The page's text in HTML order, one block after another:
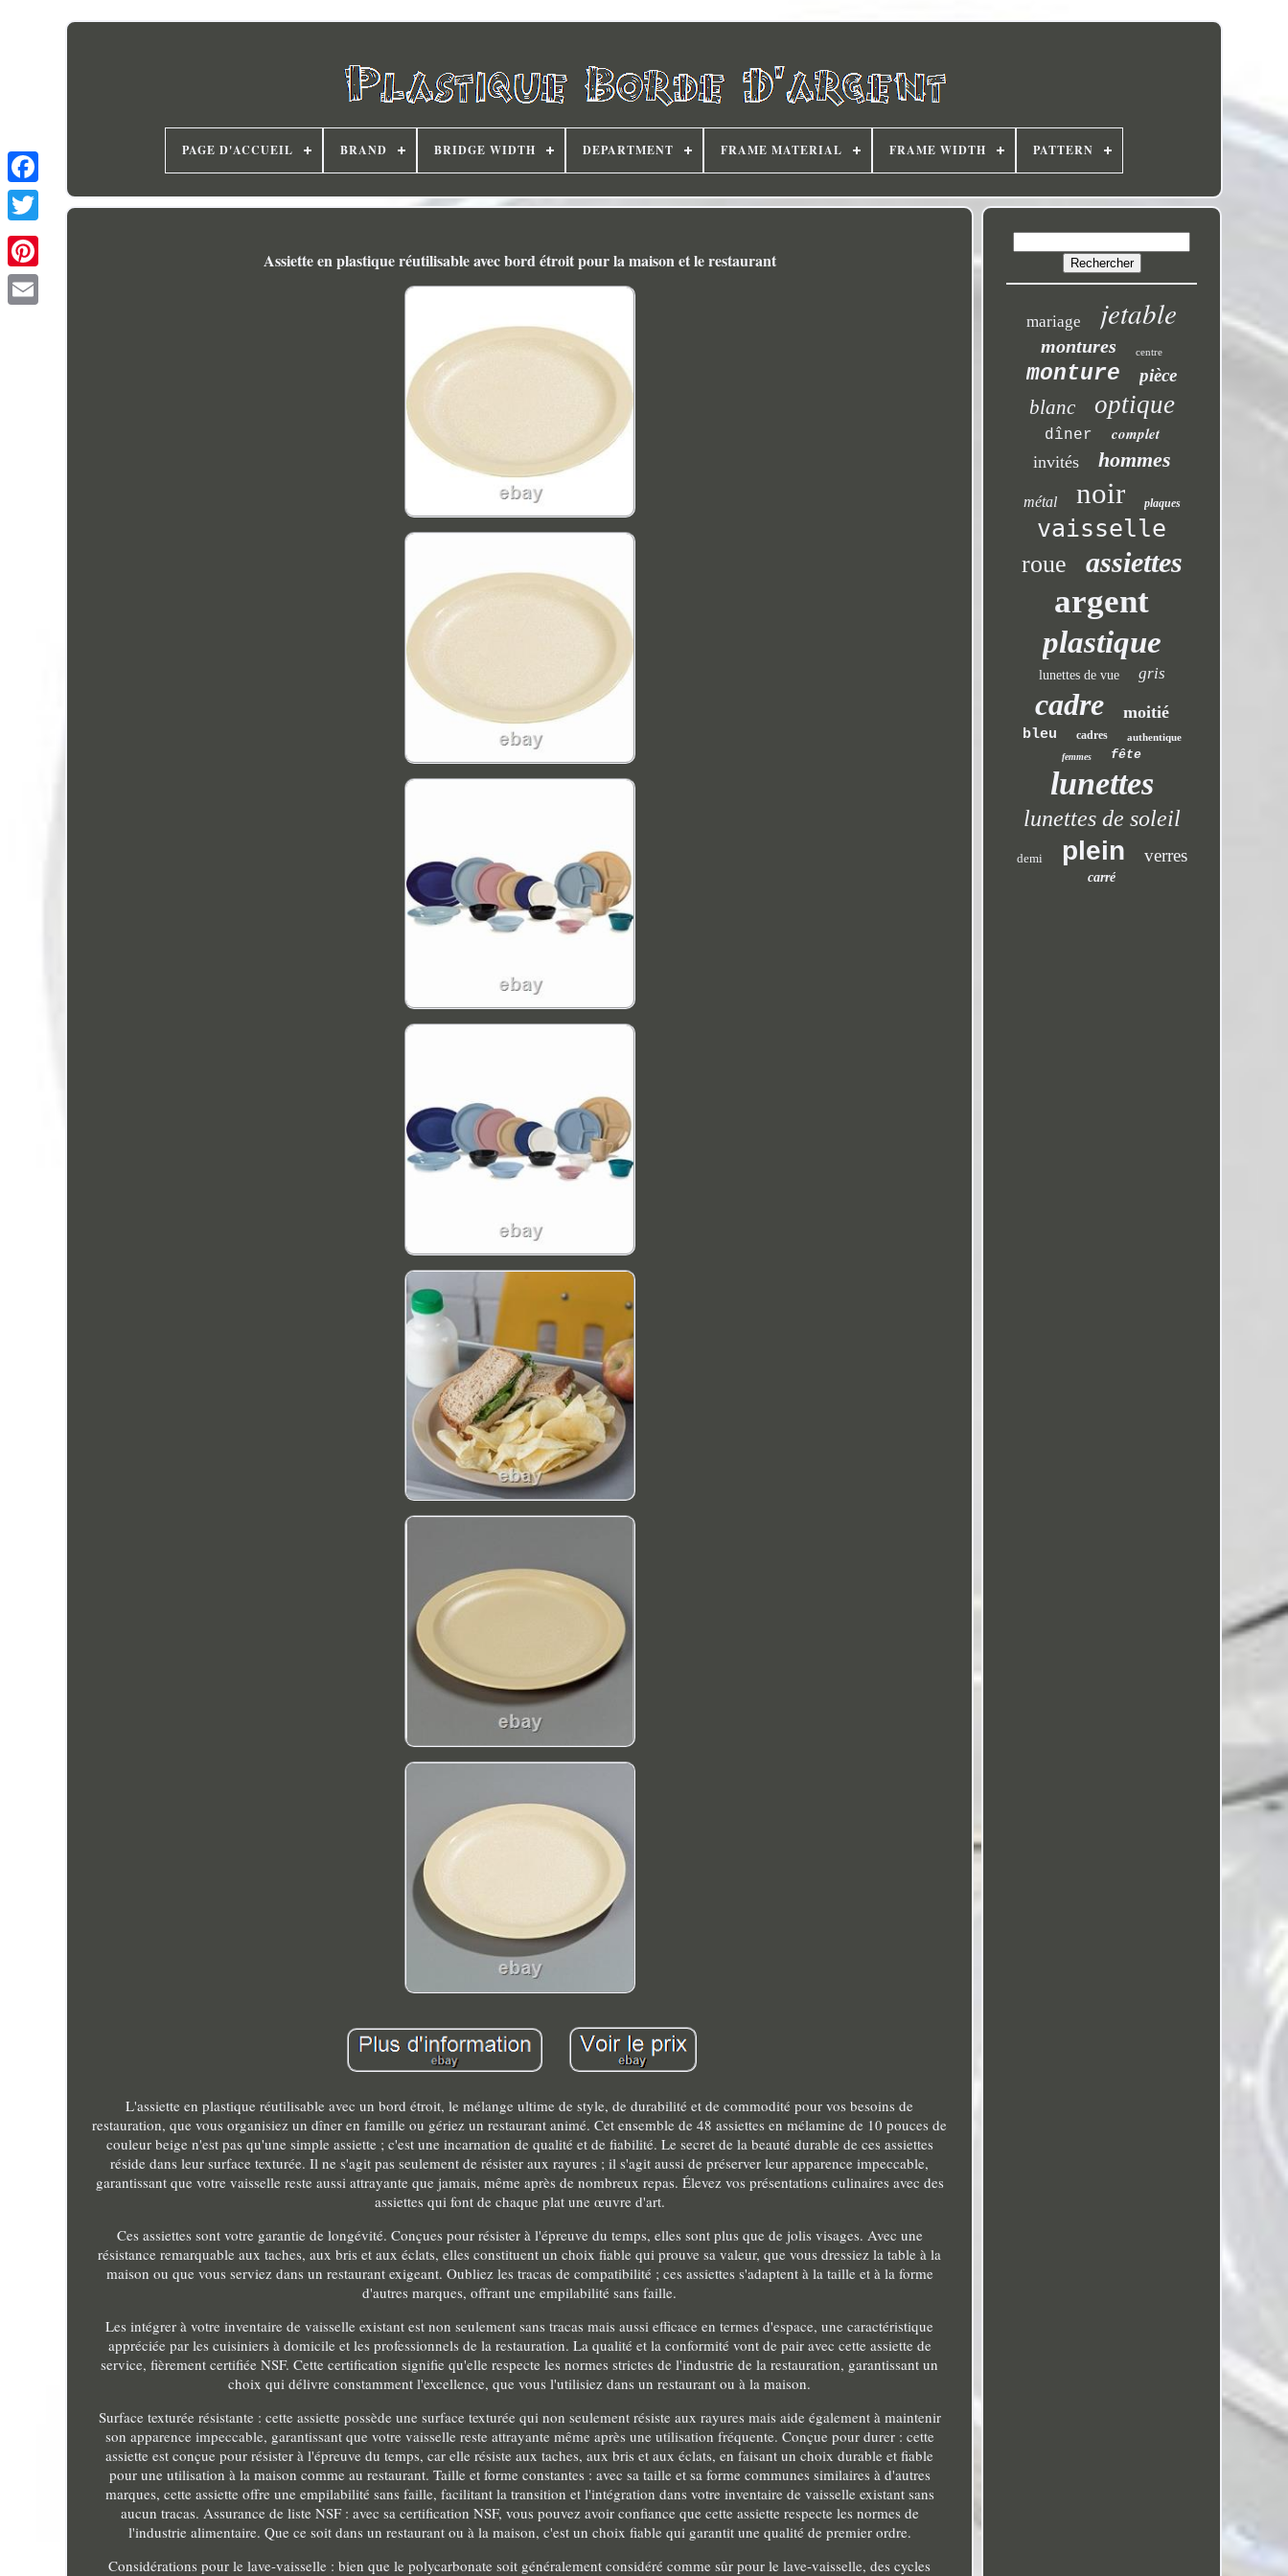
PAGE D'ACCUEIL BRAND BRIDGE WIDTH DEPARTMENT FRAME MATERIAL FRAME WIDTH PATTERN
Assiette en plastique réutilisable avec bord étroit pour la maison et le restaurant
L'assiette en plastique réutilisable avec un bord étroit, le mélange ultime de style, de durabilité et de commodité pour vos besoins de
restauration, que vous organisiez un dîner en famille ou gériez un restaurant animé. Cet ensemble de 48 assiettes en mélamine de 10 pouces de
couleur beige n'est pas qu'une simple assiette ; c'est une incarnation de qualité et de fiabilité. Le secret de la beauté durable de ces assiettes
réside dans leur surface texturée. Il ne s'agit pas seulement de résister aux rayures ; il s'agit aussi de préserver leur apparence impeccable,
garantissant que votre vaisselle reste aussi attrayante que jamais, même après de nombreux repas. Élevez vos présentations culinaires avec des
assiettes qui font de chaque plat une œuvre d'art.
Ces assiettes sont votre garantie de longévité. Conçues pour résister à l'épreuve du temps, elles sont plus que de jolis visages. Avec une
résistance remarquable aux taches, aux bris et aux éclats, elles constituent un choix fiable qui prouve sa valeur, que vous dressiez la table à la
maison ou que vous serviez dans un restaurant exigeant. Oubliez les tracas de compatibilité ; ces assiettes s'adaptent à la taille et à la forme
d'autres marques, offrant une empilabilité sans faille.
Les intégrer à votre inventaire de vaisselle existant est non seulement sans tracas mais aussi efficace en termes d'espace, une caractéristique
appréciée par les cuisiniers à domicile et les professionnels de la restauration. La qualité et la conformité vont de pair avec cette assiette de
service, fièrement certifiée NSF. Cette certification signifie qu'elle respecte les normes strictes de l'industrie de la restauration, garantissant un
choix qui délivre constamment l'excellence, que vous l'utilisiez dans un restaurant ou à la maison.
Surface texturée résistante : cette assiette possède une surface texturée qui non seulement résiste aux rayures mais aide également à maintenir
son apparence impeccable, garantissant que votre vaisselle reste attrayante même après une utilisation fréquente. Conçue pour durer : cette
assiette est conçue pour résister à l'épreuve du temps, car elle résiste aux taches, aux bris et aux éclats, en faisant un choix durable et fiable
pour une utilisation à la maison comme au restaurant. Taille et forme constantes : avec sa taille et sa forme communes similaires à d'autres
marques, cette assiette offre une empilabilité sans faille, facilitant la transition et l'intégration dans votre inventaire de vaisselle existant sans
aucun tracas. Assurance de liste NSF : avec sa certification NSF, vous pouvez avoir confiance que cette assiette respecte les normes de
l'industrie alimentaire. Que ce soit dans un restaurant ou à la maison, c'est un choix fiable qui garantit une qualité de premier ordre.
Considérations pour le lave-vaisselle : bien que le polycarbonate soit généralement considéré comme sûr pour le lave-vaisselle, des cycles
mariage jetable
montures centre
monture pièce
blanc optique
dîner complet
invités hommes
métal noir plaques
vaisselle
roue
assiettes
argent
plastique
lunettes de vue gris
cadre moitié
bleu cadres authentique
femmes fête
lunettes
lunettes de soleil
demi plein verres
carré